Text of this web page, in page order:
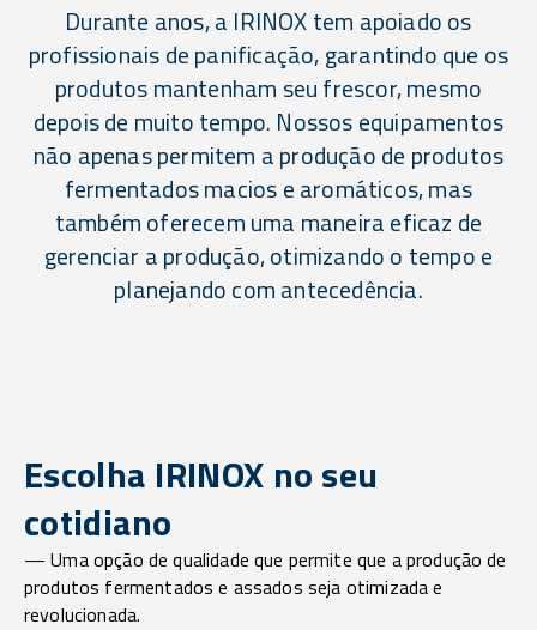
Durante anos, a IRINOX tem apoiado os
profissionais de panificação, garantindo que os
produtos mantenham seu frescor, mesmo
depois de muito tempo. Nossos equipamentos
não apenas permitem a produção de produtos
fermentados macios e aromáticos, mas
também oferecem uma maneira eficaz de
gerenciar a produção, otimizando o tempo e
planejando com antecedência.
Escolha IRINOX no seu
cotidiano
— Uma opção de qualidade que permite que a produção de
produtos fermentados e assados seja otimizada e
revolucionada.